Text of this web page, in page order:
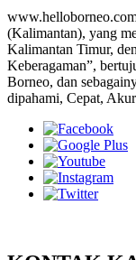
(Kalimantan), yang
Kalimantan Timur,
Keberagaman”,
Borneo, dan
dipahami, Cepat,